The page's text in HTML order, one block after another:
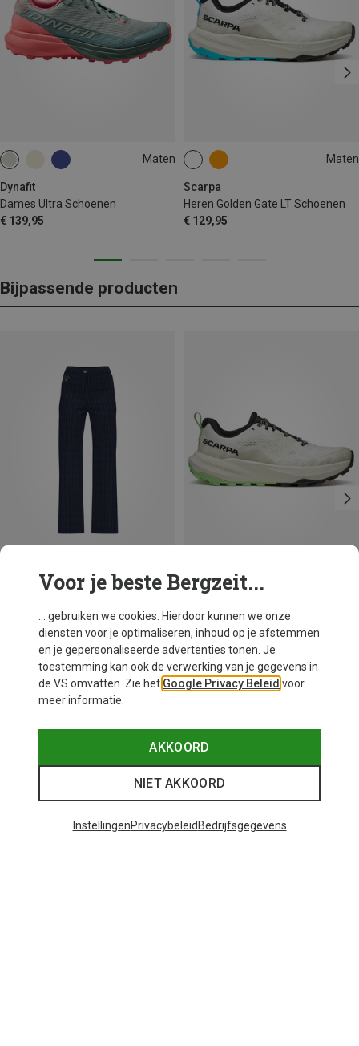
Maten
Dynafit
Dames Ultra Schoenen
€ 139,95
Maten
Scarpa
Heren Golden Gate LT Schoenen
€ 129,95
Bijpassende producten
Je bespaart 45%
Scarpa
Dames Golden Gate LT Schoenen
€ 129,95
Voor je beste Bergzeit...
... gebruiken we cookies. Hierdoor kunnen we onze
diensten voor je optimaliseren, inhoud op je afstemmen
en je gepersonaliseerde advertenties tonen. Je
toestemming kan ook de verwerking van je gegevens in
de VS omvatten. Zie het Google Privacy Beleid voor
meer informatie.
AKKOORD
NIET AKKOORD
InstellingenPrivacybeleid Bedrijfsgegevens